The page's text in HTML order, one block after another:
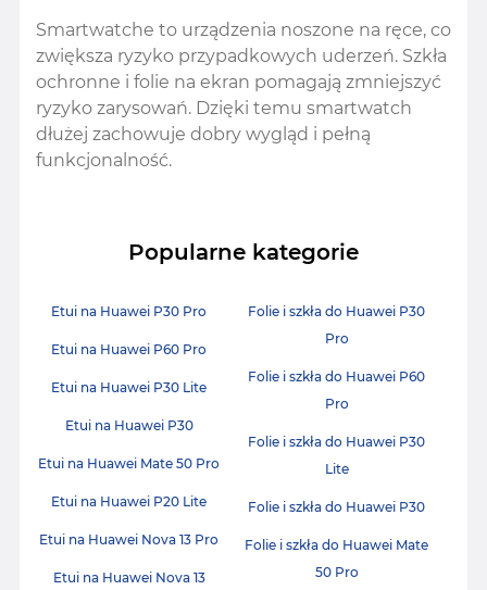
Smartwatche to urządzenia noszone na ręce, co
zwiększa ryzyko przypadkowych uderzeń. Szkła
ochronne i folie na ekran pomagają zmniejszyć
ryzyko zarysowań. Dzięki temu smartwatch
dłużej zachowuje dobry wygląd i pełną
funkcjonalność.
Popularne kategorie
Etui na Huawei P30 Pro
Etui na Huawei P60 Pro
Etui na Huawei P30 Lite
Etui na Huawei P30
Etui na Huawei Mate 50 Pro
Etui na Huawei P20 Lite
Etui na Huawei Nova 13 Pro
Etui na Huawei Nova 13
Folie i szkła do Huawei P30
Pro
Folie i szkła do Huawei P60
Pro
Folie i szkła do Huawei P30
Lite
Folie i szkła do Huawei P30
Folie i szkła do Huawei Mate
50 Pro